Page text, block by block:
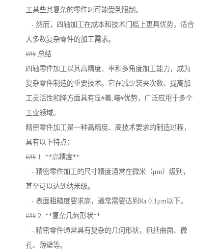
工某些其复杂的零件时可能受到限制。
- 然而，四轴加工在成本和技术门槛上更具优势，适合
大多数复杂零件的加工需求。
### 总结
四轴零件加工以其高精度、率和多角度加工能力，成为
复杂零件制造的重要技术。它在减少装夹次数、提高加
工灵活性和降方面具有显#着,曦#优势，广泛应用于多个
工业领域。
精密零件加工是一种高精度、高技术要求的制造过程，
具有以下特点：
### 1. **高精度**
- 精密零件加工的尺寸精度通常在微米（μm）级别，
甚至可以达到纳米级。
- 表面粗糙度要求高，通常需要达到Ra 0.1μm以下。
### 2. **复杂几何形状**
- 精密零件通常具有复杂的几何形状，包括曲面、微
孔、薄壁等。